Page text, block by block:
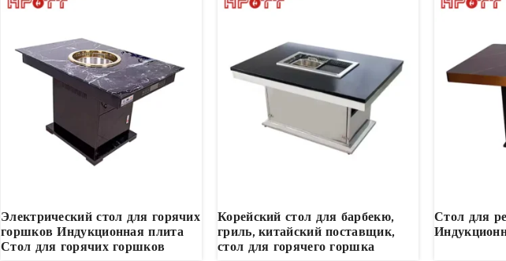
Электрический стол для горячих
горшков Индукционная плита
Стол для горячих горшков
Корейский стол для барбекю,
гриль, китайский поставщик,
стол для горячего горшка
Стол для